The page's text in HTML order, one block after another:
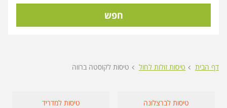
חפש
דף הבית טיסות זולות לחול טיסות לקוסטה ברווה
טיסות לברצלונה טיסות למדריד